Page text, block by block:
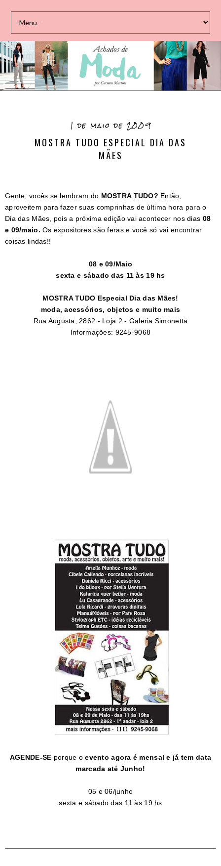
1 de maio de 2009
MOSTRA TUDO ESPECIAL DIA DAS
MÃES
Gente, vocês se lembram do MOSTRA TUDO? Então,
aproveitem para fazer suas comprinhas de última hora para o
Dia das Mães, pois a próxima edição vai acontecer nos dias 08
e 09/maio.Os expositores são feras e você só vai encontrar
coisas lindas!!
08 e 09/Maio
sexta e sábado das 11 às 19 hs
MOSTRA TUDO Especial Dia das Mães!
moda, acessórios, objetos e muito mais
Rua Augusta, 2862 - Loja 2 - Galeria Simonetta
Informações: 9245-9068
AGENDE-SE porque oevento agora é mensal e já tem data
marcada até Junho!
05 e 06/junho
sexta e sábado das 11 às 19 hs